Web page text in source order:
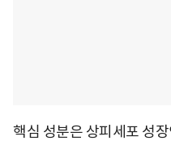
핵심 성분은 상피세포 성